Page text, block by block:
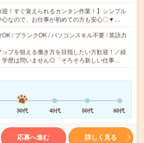
迎！すぐ覚えられるカンタン作業！】シンプル
心なので、お仕事が初めての方も安心〇▼…
/ ブランクOK / パソコンスキル不要 / 英語力
ップを狙える働き方を目指したい方歓迎！／経
学歴は問いません◎「そろそろ新しい仕事…
30代 40代 50代 60代
応募へ進む 詳しく見る